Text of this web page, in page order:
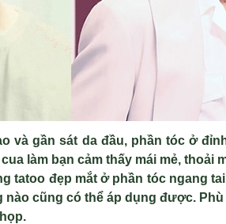
và gần sát da đầu, phần tóc ở
làm bạn cảm thấy mái mẻ, thoải
tatoo đẹp mắt ở phần tóc ngang
nào cũng có thể áp dụng được.